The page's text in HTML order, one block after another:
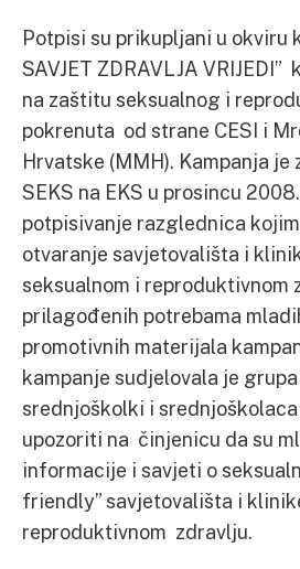
Potpisi su prikupljani u okviru
SAVJET ZDRAVLJA VRIJEDI”
na zaštitu seksualnog i
pokrenuta od strane CESI i
Hrvatske (MMH). Kampanja je
SEKS na EKS u prosincu
potpisivanje razglednica
otvaranje savjetovališta i
seksualnom i reproduktivnom
prilagođenih potrebama
promotivnih materijala
kampanje sudjelovala je
srednjoškolki i
upozoriti na činjenicu da su
informacije i savjeti o
friendly” savjetovališta i
reproduktivnom zdravlju.